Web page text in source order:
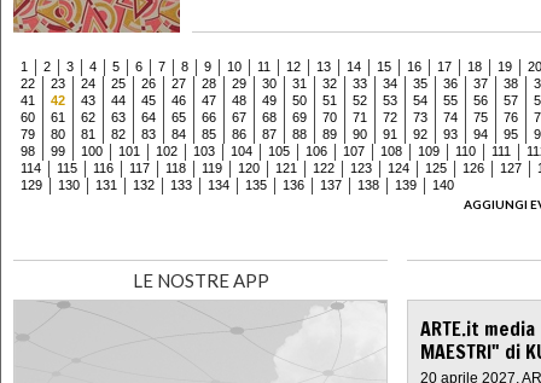
1 2 3 4 5 6 7 8 9 10 11 12 13 14 15 16 17 18 19
20
22
23 24 25 26 27 28 29 30 31 32 33 34 35 36 37 38
41
42 43 44 45 46 47 48 49 50 51 52 53 54 55 56 57
60
61 62 63 64 65 66 67 68 69 70 71 72 73 74 75 76
79
80 81 82 83 84 85 86 87 88 89 90 91 92 93 94 95
98
99 100 101 102 103 104 105 106 107 108 109 110 111
114
115 116 117 118 119 120 121 122 123 124 125 126 127
129
130 131 132 133 134 135 136 137 138 139
140
AGGIUNGI
LE NOSTRE APP
ARTE.it
MAESTRI" di
20 aprile 2027,